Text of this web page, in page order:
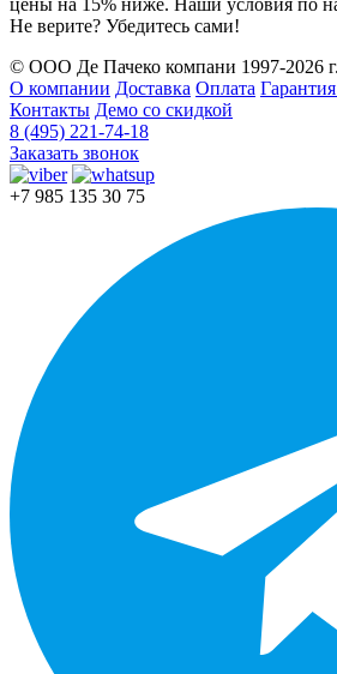
Не верите? Убедитесь сами!
© ООО Де Пачеко компани 1997-2026 г.
О компании Доставка Оплата
Контакты Демо со скидкой
8 (495) 221-74-18
Заказать звонок
+7 985 135 30 75